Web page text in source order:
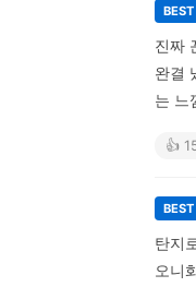
BEST
진짜
완결
는 느
👍
탄지
오니